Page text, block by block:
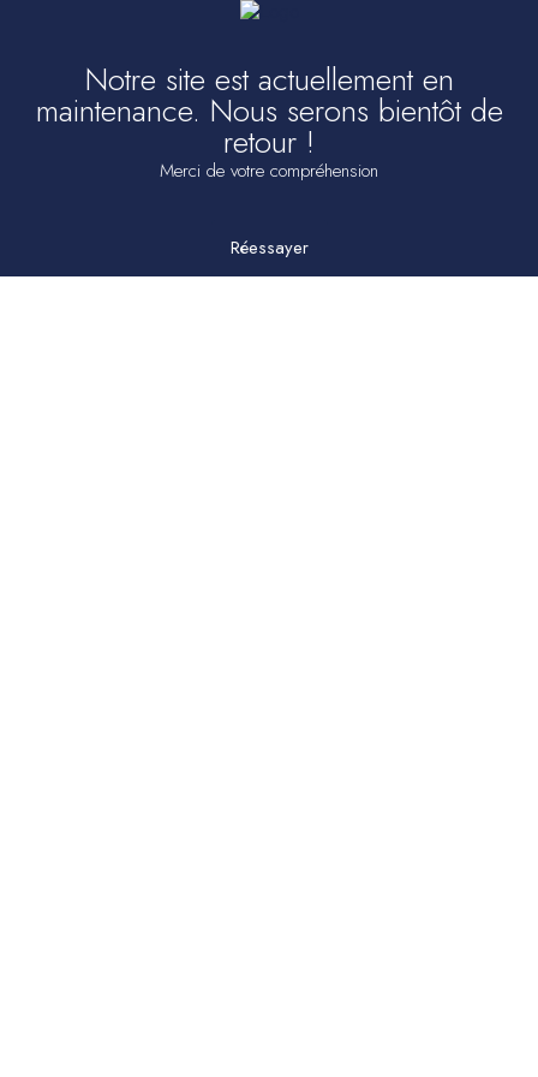
Notre site est actuellement en
maintenance. Nous serons bientôt de
retour !
Merci de votre compréhension
Réessayer